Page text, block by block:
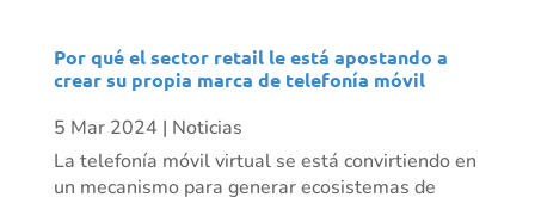
Por qué el sector retail le está apostando a
crear su propia marca de telefonía móvil
5 Mar 2024 | Noticias
La telefonía móvil virtual se está convirtiendo en
un mecanismo para generar ecosistemas de